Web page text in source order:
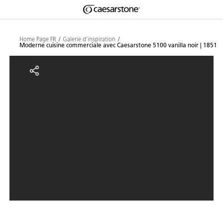
Shaped
by Nature
The Pebbles
Home Page FR
Galerie d’inspiration
Moderne cuisine commerciale avec Caesarstone 5100 vanilla noir | 1851
Moderne cuisine commerciale